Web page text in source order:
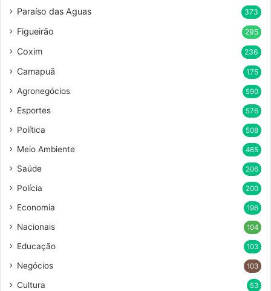
Paraíso das Aguas 373
Figueirão 295
Coxim 236
Camapuã 175
Agronegócios 590
Esportes 576
Política 508
Meio Ambiente 465
Saúde 206
Polícia 200
Economia 196
Nacionais 104
Educação 103
Negócios 103
Cultura 53